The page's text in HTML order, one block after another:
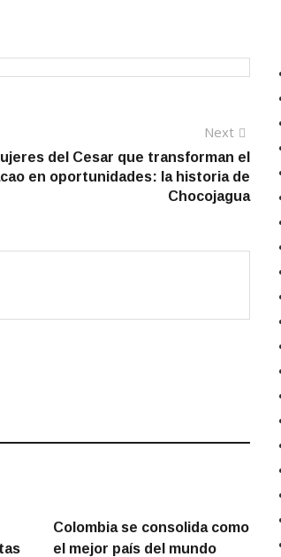
Next
post:
del Cesar que transforman el
en oportunidades: la historia de
Chocojagua
Colombia se consolida como
el mejor país del mundo